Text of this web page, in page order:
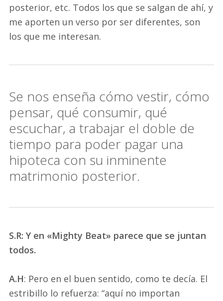
posterior, etc. Todos los que se salgan de ahí, y
me aporten un verso por ser diferentes, son
los que me interesan.
Se nos enseña cómo vestir, cómo
pensar, qué consumir, qué
escuchar, a trabajar el doble de
tiempo para poder pagar una
hipoteca con su inminente
matrimonio posterior.
S.R: Y en «Mighty Beat» parece que se juntan
todos.
A.H: Pero en el buen sentido, como te decía. El
estribillo lo refuerza: “aquí no importan